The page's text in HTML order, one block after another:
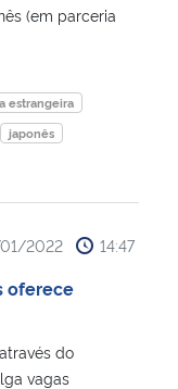
(em parceria
estrangeira
japonês
2022 14:47
oferece
do
vagas